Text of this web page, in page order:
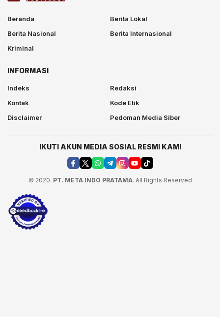
Beranda
Berita Lokal
Berita Nasional
Berita Internasional
Kriminal
INFORMASI
Indeks
Redaksi
Kontak
Kode Etik
Disclaimer
Pedoman Media Siber
IKUTI AKUN MEDIA SOSIAL RESMI KAMI
© 2020. PT. META INDO PRATAMA. All Rights Reserved